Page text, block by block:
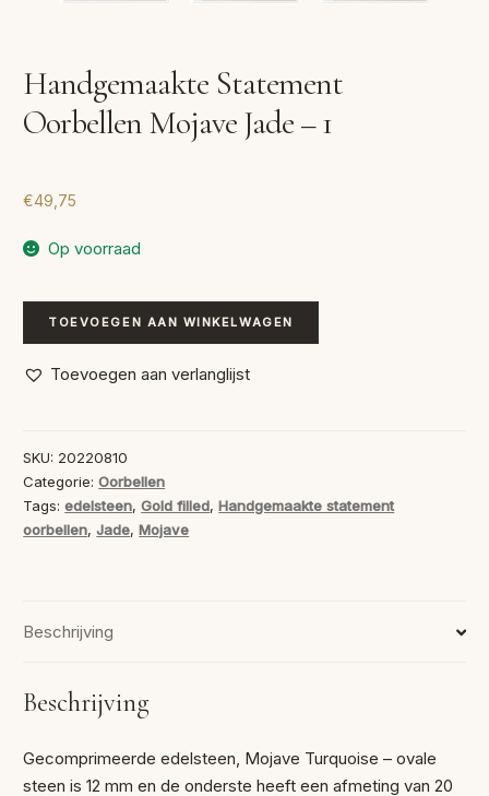
Handgemaakte Statement
Oorbellen Mojave Jade – 1
€49,75
Op voorraad
Handgemaakte
Statement
Oorbellen
-
1
aantal
TOEVOEGEN AAN WINKELWAGEN
Toevoegen aan verlanglijst
SKU: 20220810
Categorie:Oorbellen
Tags:edelsteen,Gold filled,Handgemaakte statement
oorbellen,Jade,Mojave
Beschrijving
Beschrijving
Gecomprimeerde edelsteen, Mojave Turquoise – ovale
steen is 12 mm en de onderste heeft een afmeting van 20